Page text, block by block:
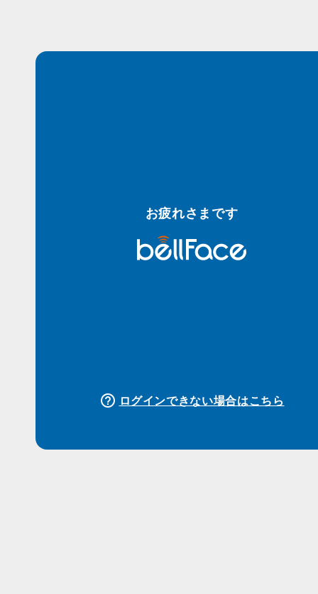
お疲れさまです
help_outline ログインできない場合はこちら